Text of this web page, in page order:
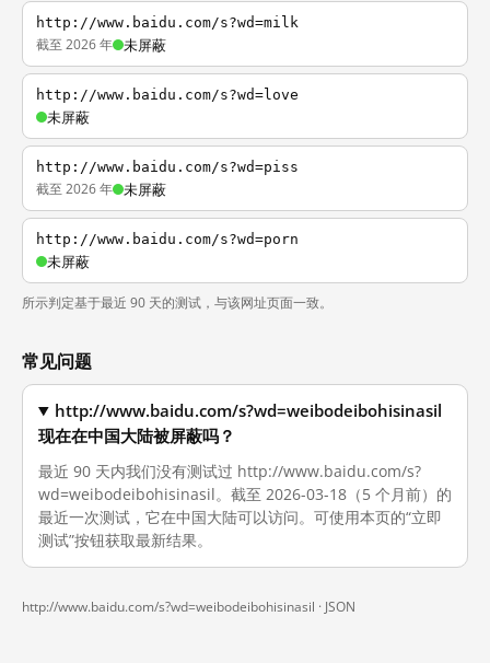
http://www.baidu.com/s?wd=milk
截至 2026 年 未屏蔽
http://www.baidu.com/s?wd=love
未屏蔽
http://www.baidu.com/s?wd=piss
截至 2026 年 未屏蔽
http://www.baidu.com/s?wd=porn
未屏蔽
所示判定基于最近 90 天的测试，与该网址页面一致。
常见问题
http://www.baidu.com/s?wd=weibodeibohisinasil
现在在中国大陆被屏蔽吗？
最近 90 天内我们没有测试过 http://www.baidu.com/s?
wd=weibodeibohisinasil。截至 2026-03-18（5 个月前）的
最近一次测试，它在中国大陆可以访问。可使用本页的“立即
测试”按钮获取最新结果。
http://www.baidu.com/s?wd=weibodeibohisinasil · JSON